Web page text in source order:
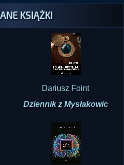
KSIĄŻKI
Dariusz Foint
Dziennik z Mysłakowic